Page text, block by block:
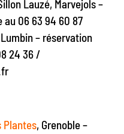
Lauzé, Marvejols –
06 63 94 60 87
– réservation
24 36 /
Plantes, Grenoble –